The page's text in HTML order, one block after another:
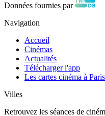
Données fournies par
Navigation
Accueil
Cinémas
Actualités
Télécharger l'app
Les cartes cinéma à Paris
Villes
Retrouvez les séances de